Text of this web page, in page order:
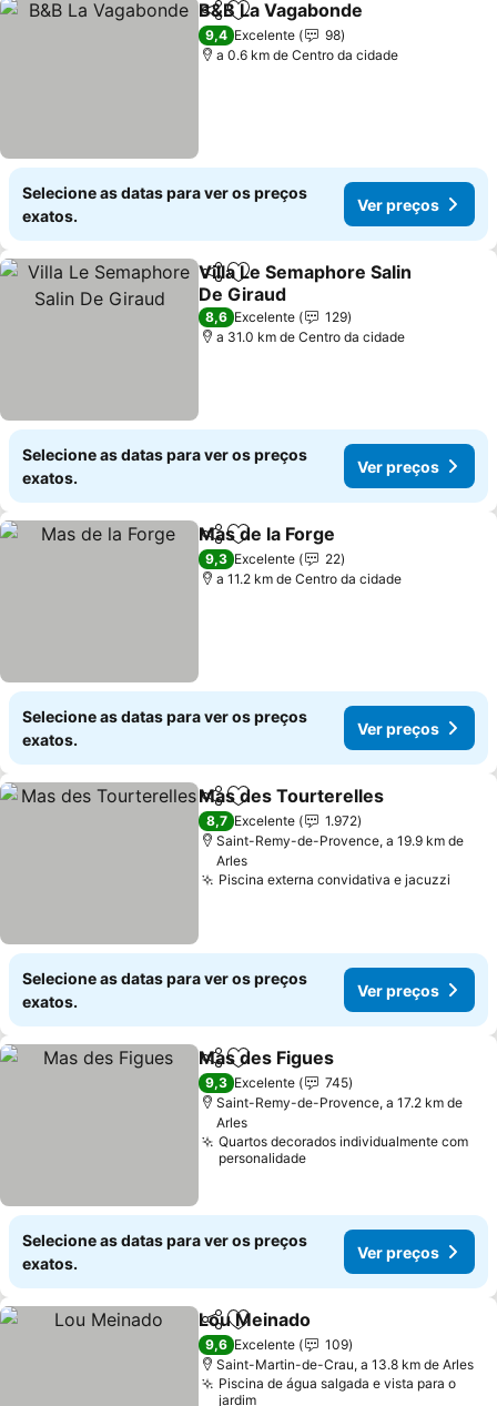
PartilharAdicionar aos favoritos
B&B La Vagabonde
9,4 Excelente
98
a 0.6 km de Centro da cidade
Selecione as datas para ver os preços
exatos.
Ver preços
PartilharAdicionar aos favoritos
Villa Le Semaphore Salin
De Giraud
Ver preços
8,6 Excelente
129
a 31.0 km de Centro da cidade
Selecione as datas para ver os preços
exatos.
Ver preços
PartilharAdicionar aos favoritos
Mas de la Forge
9,3 Excelente
22
a 11.2 km de Centro da cidade
Selecione as datas para ver os preços
exatos.
Ver preços
PartilharAdicionar aos favoritos
Mas des Tourterelles
8,7 Excelente
1.972
Saint-Remy-de-Provence, a 19.9 km de
Arles
Piscina externa convidativa e jacuzzi
Selecione as datas para ver os preços
exatos.
Ver preços
PartilharAdicionar aos favoritos
Mas des Figues
9,3 Excelente
745
Saint-Remy-de-Provence, a 17.2 km de
Arles
Quartos decorados individualmente com
personalidade
Selecione as datas para ver os preços
exatos.
Ver preços
PartilharAdicionar aos favoritos
Lou Meinado
9,6 Excelente
109
Saint-Martin-de-Crau, a 13.8 km de Arles
Piscina de água salgada e vista para o
jardim